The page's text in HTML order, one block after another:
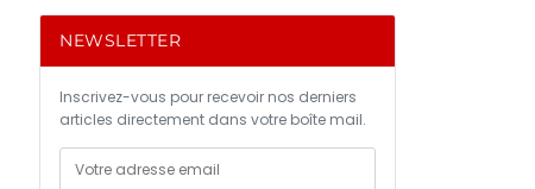
NEWSLETTER
Inscrivez-vous pour recevoir nos derniers
articles directement dans votre boîte mail.